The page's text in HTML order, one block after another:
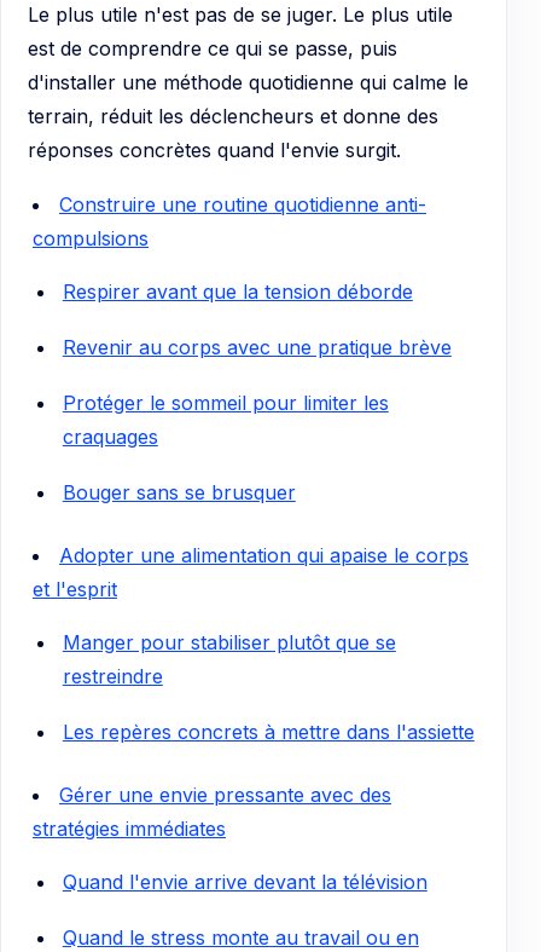
Le plus utile n'est pas de se juger. Le plus utile
est de comprendre ce qui se passe, puis
d'installer une méthode quotidienne qui calme le
terrain, réduit les déclencheurs et donne des
réponses concrètes quand l'envie surgit.
Construire une routine quotidienne anti-
compulsions
Respirer avant que la tension déborde
Revenir au corps avec une pratique brève
Protéger le sommeil pour limiter les
craquages
Bouger sans se brusquer
Adopter une alimentation qui apaise le corps
et l'esprit
Manger pour stabiliser plutôt que se
restreindre
Les repères concrets à mettre dans l'assiette
Gérer une envie pressante avec des
stratégies immédiates
Quand l'envie arrive devant la télévision
Quand le stress monte au travail ou en